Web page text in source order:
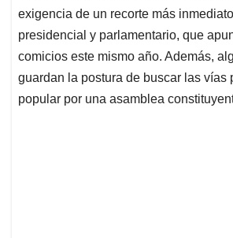
exigencia de un recorte más
presidencial y parlamentario, que
comicios este mismo año. Además,
guardan la postura de buscar las vías
popular por una asamblea